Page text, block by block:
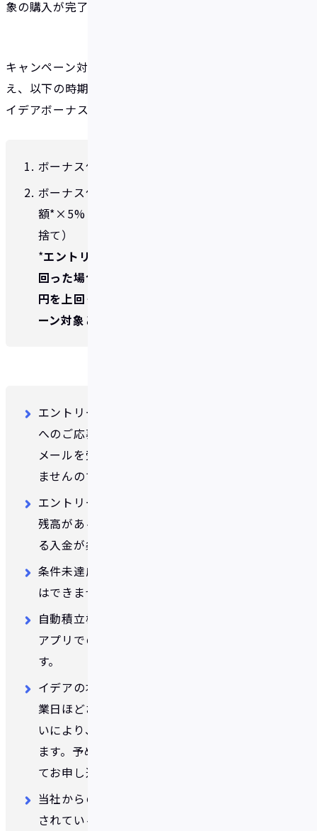
象の購入が完了した旨を通知する。
キャンペーン対象条件をすべて充足した旨を確認のう
え、以下の時期および金額にてイデアアカウントに
イデアボーナスを付与いたします。
ボーナス付与時期：2024年8月下旬頃
ボーナス付与金額：エントリー対象購入金
額*×5%（2,500～25,000円）(円未満切り
捨て）
*エントリー対象の購入金額が50,000円を下
回った場合はキャンペーン対象外、500,000
円を上回った場合は500,000円をキャンペ
ーン対象といたします。
エントリー完了メールの受信をもって抽選
へのご応募完了となります。エントリー完了
メールを受信していない場合はご応募でき
ませんのでご注意ください。
エントリー時点ですでに購入金額分以上の
残高がある場合においても、自動積立によ
る入金が条件達成に必要となります。
条件未達成の場合でも入金元への払い戻し
はできません。
自動積立機能をご利用されるには、イデア
アプリでの本人確認手続きが必要となりま
す。
イデアの本人確認手続きには、通常1～2営
業日ほどお時間をいただきます。混雑の度合
いにより、さらに時間がかかる場合があり
ます。予めご了承いただき時間に余裕をもっ
てお申し込みください。
当社からの連絡はイデアアカウントに設定
されているメールアドレス宛に